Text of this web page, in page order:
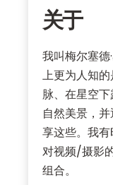
关于
我叫梅尔塞
上更为人知
脉、在星空
自然美景，
享这些。我有
对视频/摄影
组合。